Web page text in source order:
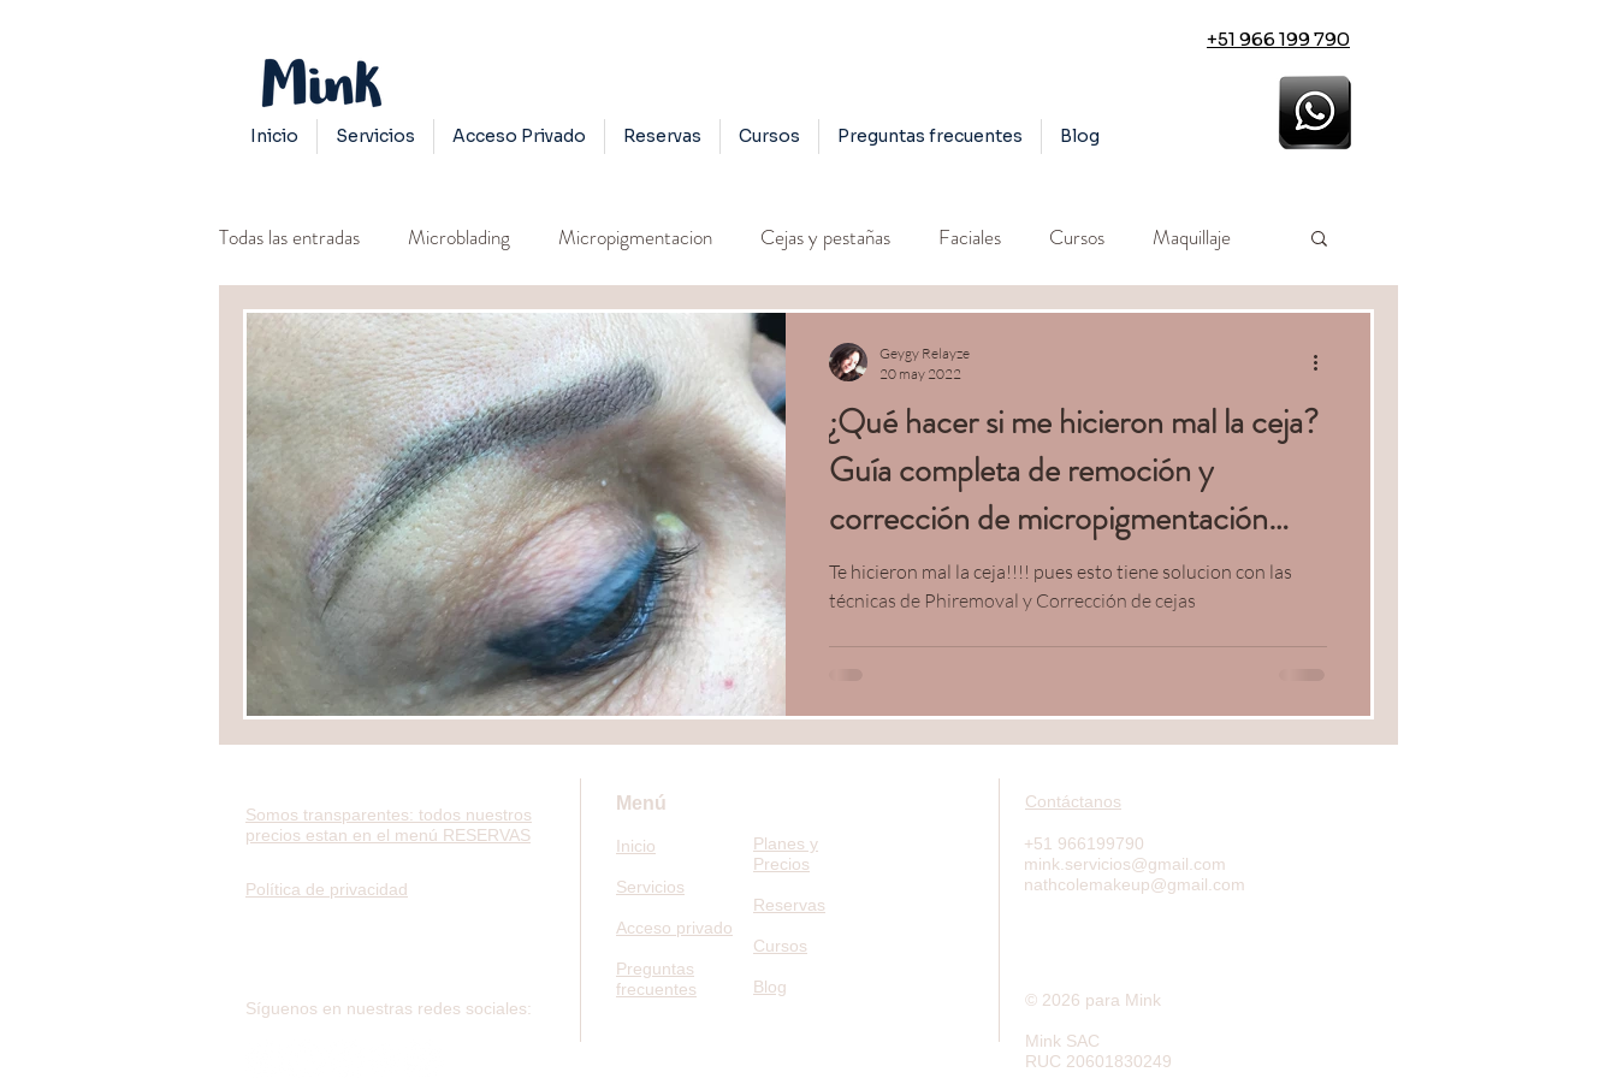
Inicio Servicios Acceso Privado Reservas Cursos Preguntas frecuentes Blog
+51 966 199 790
Todas las entradas Microblading Micropigmentacion Cejas y pestañas Faciales Cursos Maquillaje
¿Qué hacer si me hicieron mal la ceja?
Guía completa de remoción y
corrección de micropigmentación
fallida
Te hicieron mal la ceja!!!! pues esto tiene solucion con las
técnicas de Phiremoval y Corrección de cejas
Geygy Relayze
20 may 2022
Somos transparentes: todos nuestros
precios estan en el menú RESERVAS
Política de privacidad
Síguenos en nuestras redes sociales:
Menú
Inicio
Servicios
Acceso privado
Preguntas
frecuentes
Planes y
Precios
Reservas
Cursos
Blog
Contáctanos
+51 966199790
mink.servicios@gmail.com
nathcolemakeup@gmail.com
© 2026 para Mink
Mink SAC
RUC 20601830249